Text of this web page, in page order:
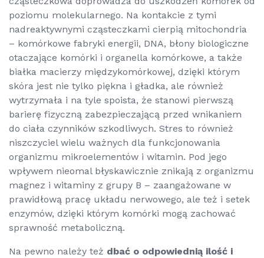
poziomu molekularnego. Na kontakcie z tymi
nadreaktywnymi cząsteczkami cierpią mitochondria
– komórkowe fabryki energii, DNA, błony biologiczne
otaczające komórki i organella komórkowe, a także
białka macierzy międzykomórkowej, dzięki którym
skóra jest nie tylko piękna i gładka, ale również
wytrzymała i na tyle spoista, że stanowi pierwszą
barierę fizyczną zabezpieczającą przed wnikaniem
do ciała czynników szkodliwych. Stres to również
niszczyciel wielu ważnych dla funkcjonowania
organizmu mikroelementów i witamin. Pod jego
wpływem nieomal błyskawicznie znikają z organizmu
magnez i witaminy z grupy B – zaangażowane w
prawidłową pracę układu nerwowego, ale też i setek
enzymów, dzięki którym komórki mogą zachować
sprawność metaboliczną.
Na pewno należy też dbać o odpowiednią ilość i